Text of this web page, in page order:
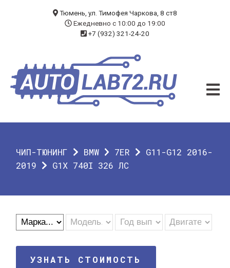
ЧИП-ТЮНИНГ
ДИАГНОСТИКА
О КОМПАНИИ
ГАРАНТИЯ
Тюмень, ул. Тимофея Чаркова, 8 ст8
Ежедневно с 10:00 до 19:00
+7 (932) 321-24-20
ЧИП-ТЮНИНГ BMW 7ER
G11-G12 2016-
2019
G1X 740I 326 ЛС
УЗНАТЬ СТОИМОСТЬ